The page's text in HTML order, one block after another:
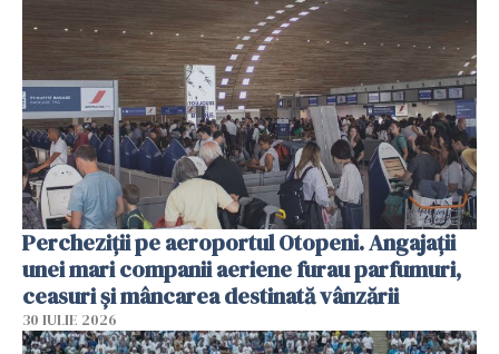
Percheziții pe aeroportul Otopeni. Angajații
unei mari companii aeriene furau parfumuri,
ceasuri și mâncarea destinată vânzării
30 IULIE 2026